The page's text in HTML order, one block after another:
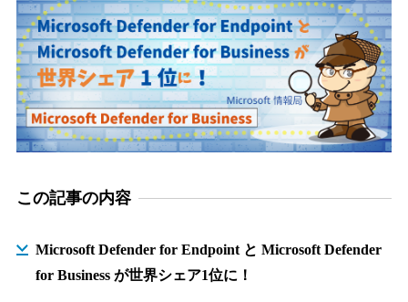
この記事の内容
Microsoft Defender for Endpoint と Microsoft Defender
for Business が世界シェア1位に！